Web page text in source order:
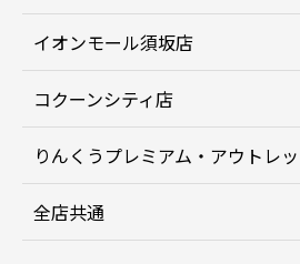
イオンモール須坂店
コクーンシティ店
りんくうプレミアム・アウトレ
全店共通